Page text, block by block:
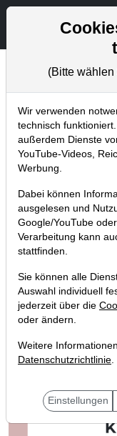
Trader-Blog
Home Blog
Das
auffällige
13.02.2024 um 11:39
(Bitte
Wir verwenden
technisch
außerdem Dienste
YouTube-Videos,
Werbung.
Dabei können
ausgelesen und
Google/YouTube
Verarbeitung kann
stattfinden.
Sie können alle
Auswahl individuell
jederzeit über die
oder ändern.
Weitere
Datenschutzrichtlinie.
Einstellungen